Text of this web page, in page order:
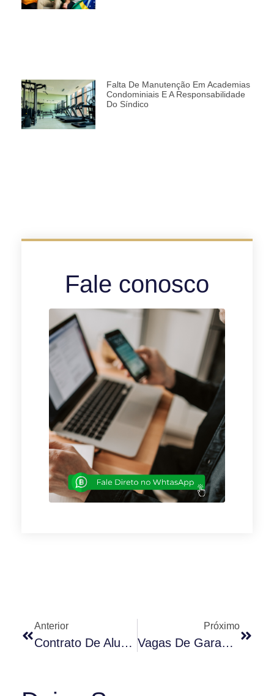
Falta De Manutenção Em Academias
Condominiais E A Responsabilidade
Do Síndico
Fale conosco
Anterior
Contrato De Aluguel
Próximo
Vagas De Garagem: Problemas X Soluções